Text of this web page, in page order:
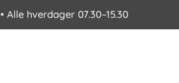
• Alle hverdager 07.30–15.30